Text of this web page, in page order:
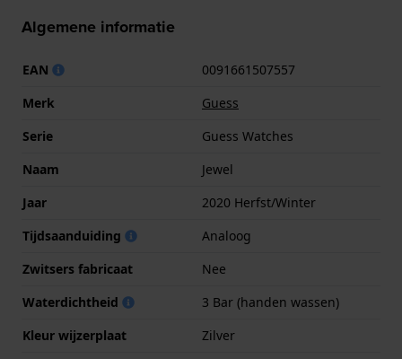
Algemene informatie
EAN
0091661507557
Merk
Guess
Serie
Guess Watches
Naam
Jewel
Jaar
2020 Herfst/Winter
Tijdsaanduiding
Analoog
Zwitsers fabricaat
Nee
Waterdichtheid
3 Bar (handen wassen)
Kleur wijzerplaat
Zilver